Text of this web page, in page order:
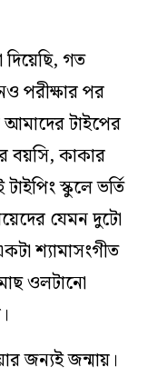
গত
পরীক্ষার পর
টাইপের
বয়সি, কাকার
স্কুলে ভর্তি
যেমন দুটো
শ‌্যামাসংগীত
ওলটানো
জন‌্যই জন্মায়।